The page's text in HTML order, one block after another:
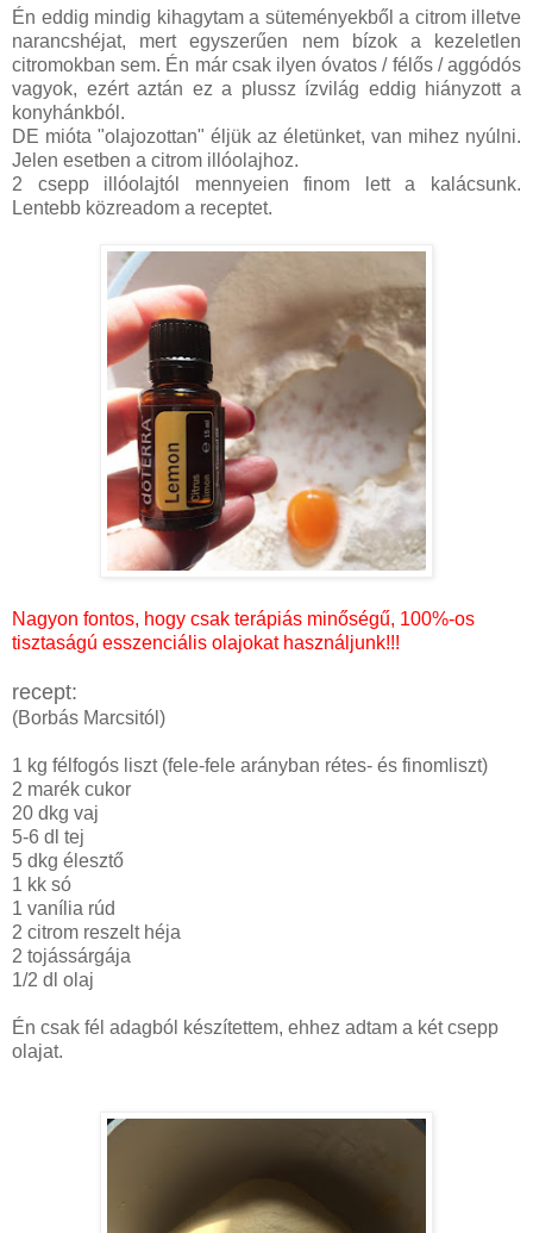
Én eddig mindig kihagytam a süteményekből a citrom illetve
narancshéjat, mert egyszerűen nem bízok a kezeletlen
citromokban sem. Én már csak ilyen óvatos / félős / aggódós
vagyok, ezért aztán ez a plussz ízvilág eddig hiányzott a
konyhánkból.
DE mióta "olajozottan" éljük az életünket, van mihez nyúlni.
Jelen esetben a citrom illóolajhoz.
2 csepp illóolajtól mennyeien finom lett a kalácsunk.
Lentebb közreadom a receptet.
Nagyon fontos, hogy csak terápiás minőségű, 100%-os
tisztaságú esszenciális olajokat használjunk!!!
recept:
(Borbás Marcsitól)
1 kg félfogós liszt (fele-fele arányban rétes- és finomliszt)
2 marék cukor
20 dkg vaj
5-6 dl tej
5 dkg élesztő
1 kk só
1 vanília rúd
2 citrom reszelt héja
2 tojássárgája
1/2 dl olaj
Én csak fél adagból készítettem, ehhez adtam a két csepp
olajat.